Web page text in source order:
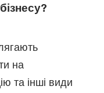
на
та інші види